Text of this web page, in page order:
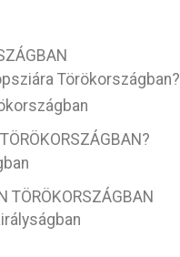
Törökországban?
TÖRÖKORSZÁGBAN